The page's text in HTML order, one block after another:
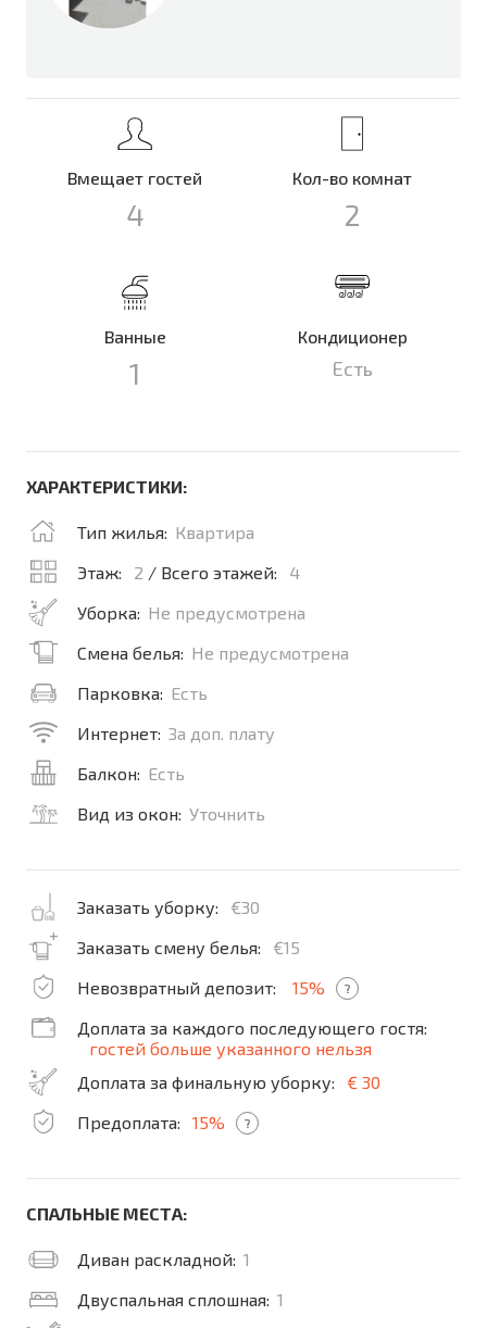
Вмещает гостей
4
Кол-во комнат
2
Ванные
1
Кондиционер
Есть
ХАРАКТЕРИСТИКИ:
Тип жилья: Квартира
Этаж:
2 / Всего этажей:
4
Уборка: Не предусмотрена
Смена белья: Не предусмотрена
Парковка: Есть
Интернет: За доп. плату
Балкон: Есть
Вид из окон: Уточнить
Заказать уборку:
€30
Заказать смену белья:
€15
Невозвратный депозит:
15% ?
Доплата за каждого последующего гостя:
гостей больше указанного нельзя
Доплата за финальную уборку:
€ 30
Предоплата:
15% ?
СПАЛЬНЫЕ МЕСТА:
Диван раскладной: 1
Двуспальная сплошная: 1